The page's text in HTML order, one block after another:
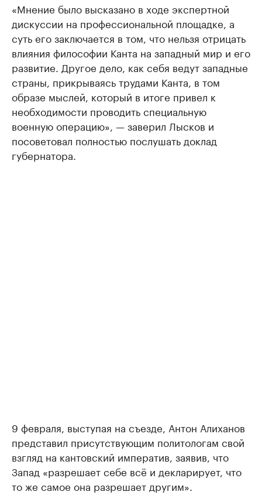
«Мнение было высказано в ходе экспертной
дискуссии на профессиональной площадке, а
суть его заключается в том, что нельзя отрицать
влияния философии Канта на западный мир и его
развитие. Другое дело, как себя ведут западные
страны, прикрываясь трудами Канта, в том
образе мыслей, который в итоге привел к
необходимости проводить специальную
военную операцию», — заверил Лысков и
посоветовал полностью послушать доклад
губернатора.
9 февраля, выступая на съезде, Антон Алиханов
представил присутствующим политологам свой
взгляд на кантовский императив, заявив, что
Запад «разрешает себе всё и декларирует, что
то же самое она разрешает другим».